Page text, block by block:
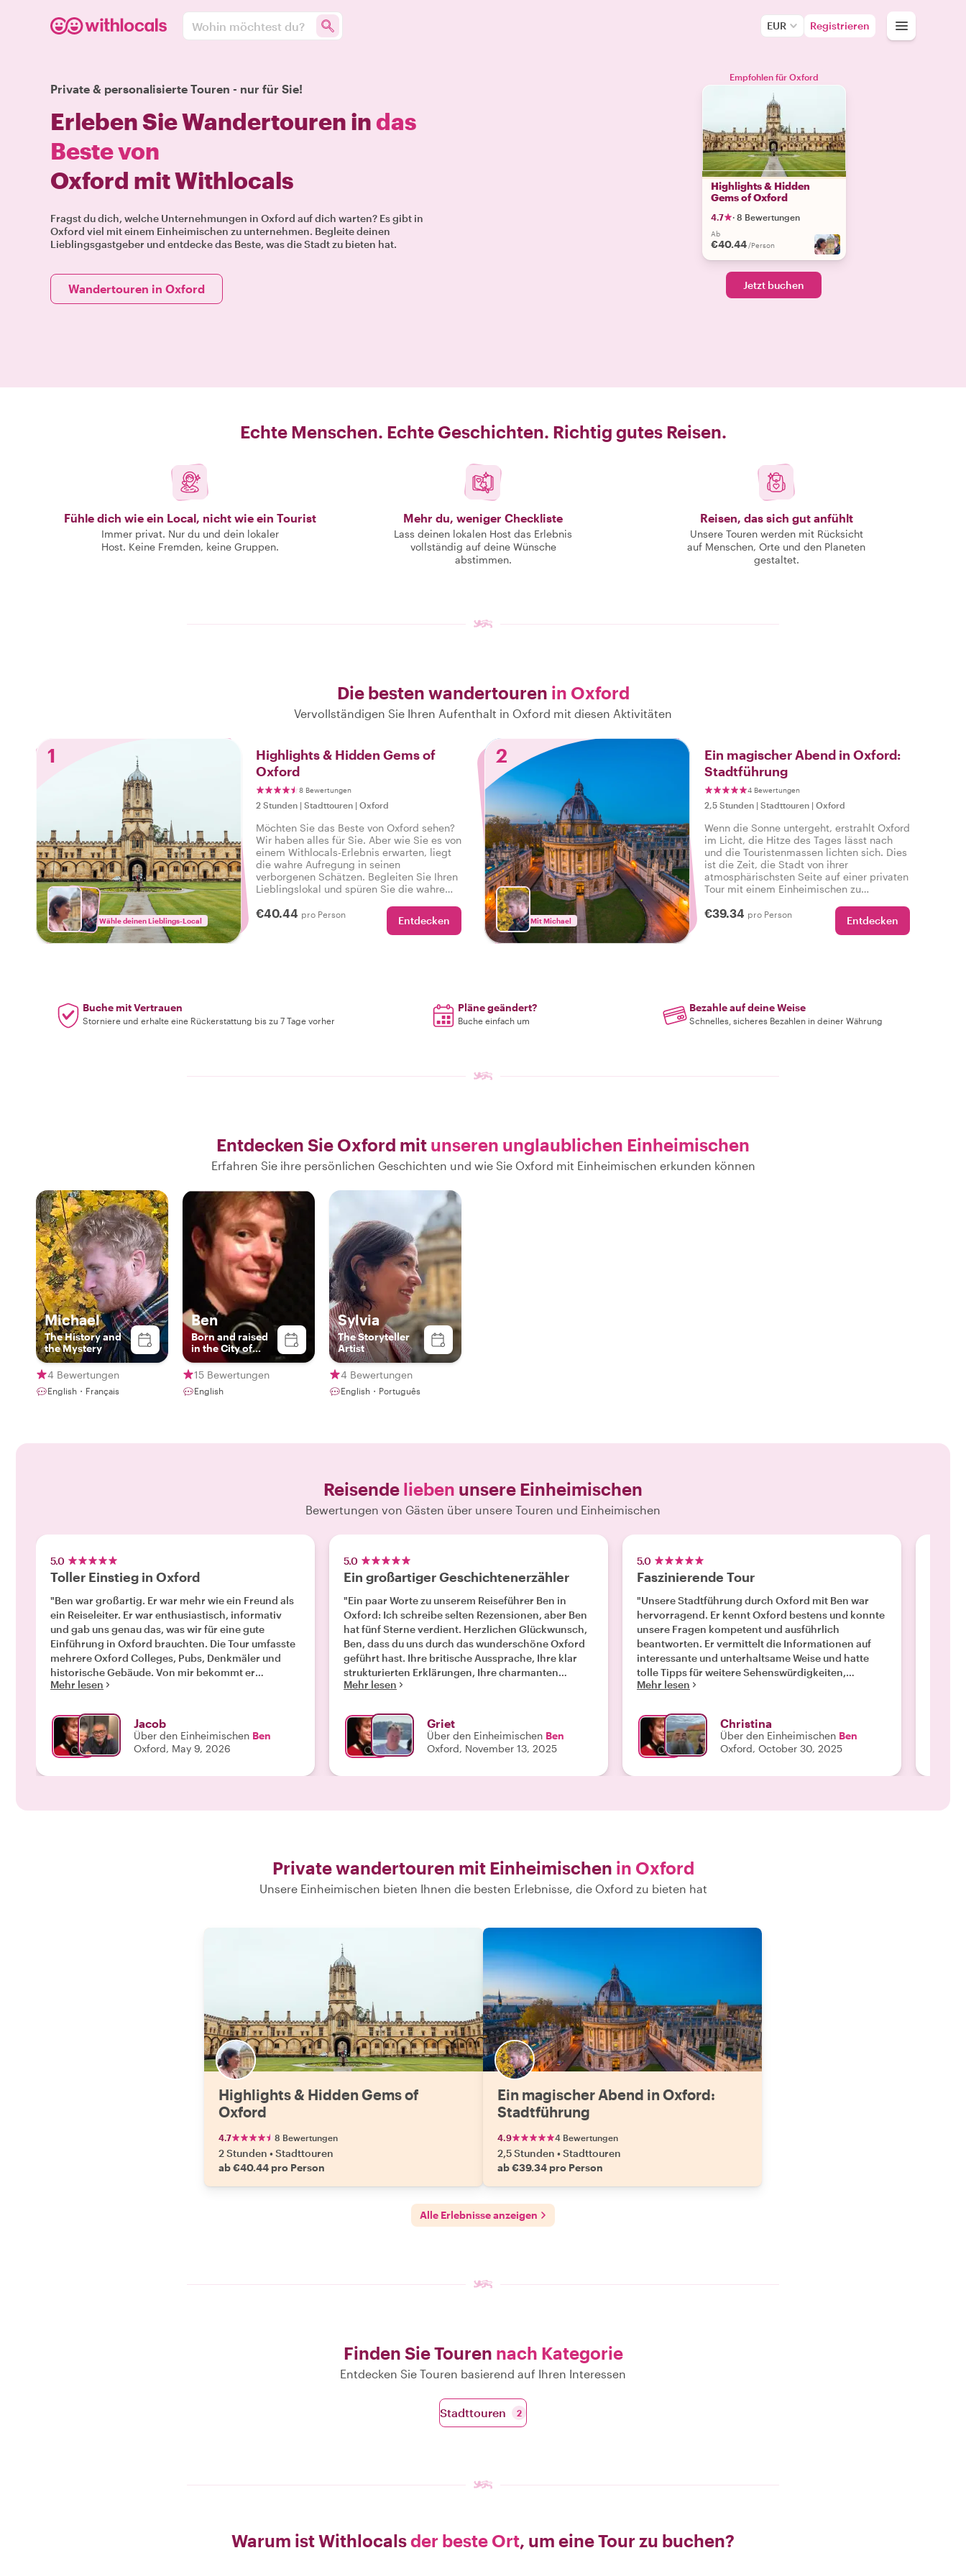
Wohin möchtest du? EUR Registrieren
Private & personalisierte Touren - nur für Sie!
Erleben Sie Wandertouren indas
Beste von
Oxford mit Withlocals
Fragst du dich, welche Unternehmungen in Oxford auf dich warten? Es gibt in
Oxford viel mit einem Einheimischen zu unternehmen. Begleite deinen
Lieblingsgastgeber und entdecke das Beste, was die Stadt zu bieten hat.
Wandertouren in Oxford
Empfohlen für Oxford
Highlights & Hidden
Gems of Oxford
4.7 · 8 Bewertungen
Ab
€40.44 /Person
Jetzt buchen
Echte Menschen. Echte Geschichten. Richtig gutes Reisen.
Fühle dich wie ein Local, nicht wie ein Tourist
Immer privat. Nur du und dein lokaler
Host. Keine Fremden, keine Gruppen.
Mehr du, weniger Checkliste
Lass deinen lokalen Host das Erlebnis
vollständig auf deine Wünsche
abstimmen.
Reisen, das sich gut anfühlt
Unsere Touren werden mit Rücksicht
auf Menschen, Orte und den Planeten
gestaltet.
Die besten wandertouren in Oxford
Vervollständigen Sie Ihren Aufenthalt in Oxford mit diesen Aktivitäten
1
Wähle deinen Lieblings-Local
Highlights & Hidden Gems of
Oxford
8 Bewertungen
2 Stunden | Stadttouren | Oxford
Möchten Sie das Beste von Oxford sehen?
Wir haben alles für Sie. Aber wie Sie es von
einem Withlocals-Erlebnis erwarten, liegt
die wahre Aufregung in seinen
verborgenen Schätzen. Begleiten Sie Ihren
Lieblingslokal und spüren Sie die wahre
alles zu bieten hat, damit Sie sagen
können: Ich habe das wahre Oxford erlebt!
€40.44 pro Person Entdecken
2
Mit Michael
Ein magischer Abend in Oxford:
Stadtführung
4 Bewertungen
2,5 Stunden | Stadttouren | Oxford
Wenn die Sonne untergeht, erstrahlt Oxford
im Licht, die Hitze des Tages lässt nach
und die Touristenmassen lichten sich. Dies
ist die Zeit, die Stadt von ihrer
atmosphärischsten Seite auf einer privaten
Tour mit einem Einheimischen zu
Highlights und das lokale Ambiente, das
Oxford nur am Abend zu bieten hat.
€39.34 pro Person Entdecken
Buche mit Vertrauen
Storniere und erhalte eine Rückerstattung bis zu 7 Tage vorher
Pläne geändert?
Buche einfach um
Bezahle auf deine Weise
Schnelles, sicheres Bezahlen in deiner Währung
Entdecken Sie Oxford mit unseren unglaublichen Einheimischen
Erfahren Sie ihre persönlichen Geschichten und wie Sie Oxford mit Einheimischen erkunden können
Michael
The History and
the Mystery
4 Bewertungen
English・Français
Ben
Born and raised
in the City of
Dreaming Spires
15 Bewertungen
English
Sylvia
The Storyteller
Artist
4 Bewertungen
English・Português
Reisende lieben unsere Einheimischen
Bewertungen von Gästen über unsere Touren und Einheimischen
5.0
Toller Einstieg in Oxford
"Ben war großartig. Er war mehr wie ein Freund als
ein Reiseleiter. Er war enthusiastisch, informativ
und gab uns genau das, was wir für eine gute
Einführung in Oxford brauchten. Die Tour umfasste
mehrere Oxford Colleges, Pubs, Denkmäler und
historische Gebäude. Von mir bekommt er
Bestnoten!"
Mehr lesen
Jacob
Über den Einheimischen Ben
Oxford, May 9, 2026
5.0
Ein großartiger Geschichtenerzähler
"Ein paar Worte zu unserem Reiseführer Ben in
Oxford: Ich schreibe selten Rezensionen, aber Ben
hat fünf Sterne verdient. Herzlichen Glückwunsch,
Ben, dass du uns durch das wunderschöne Oxford
geführt hast. Ihre britische Aussprache, Ihre klar
strukturierten Erklärungen, Ihre charmanten
Anekdoten und das gelegentliche Augenzwinkern,
waren wirklich typisch für Sie. Oxford ist eine
faszinierende Stadt, aber weil wir von Bens
Geschichte gefesselt waren, ist Oxford als
Universitätsstadt in unserer Erinnerung geblieben
Mehr lesen
Griet
Über den Einheimischen Ben
Oxford, November 13, 2025
5.0
Faszinierende Tour
"Unsere Stadtführung durch Oxford mit Ben war
hervorragend. Er kennt Oxford bestens und konnte
unsere Fragen kompetent und ausführlich
beantworten. Er vermittelt die Informationen auf
interessante und unterhaltsame Weise und hatte
tolle Tipps für weitere Sehenswürdigkeiten,
Restaurants usw. Ben ist ein exzellenter Stadtführer,
Mehr lesen
Christina
Über den Einheimischen Ben
Oxford, October 30, 2025
Private wandertouren mit Einheimischen in Oxford
Unsere Einheimischen bieten Ihnen die besten Erlebnisse, die Oxford zu bieten hat
Highlights & Hidden Gems of
Oxford
4.7 8 Bewertungen
2 Stunden •Stadttouren
ab €40.44 pro Person
Ein magischer Abend in Oxford:
Stadtführung
4.9 4 Bewertungen
2,5 Stunden •Stadttouren
ab €39.34 pro Person
Alle Erlebnisse anzeigen
Finden Sie Touren nach Kategorie
Entdecken Sie Touren basierend auf Ihren Interessen
Stadttouren 2
Warum ist Withlocalsder beste Ort, um eine Tour zu buchen?